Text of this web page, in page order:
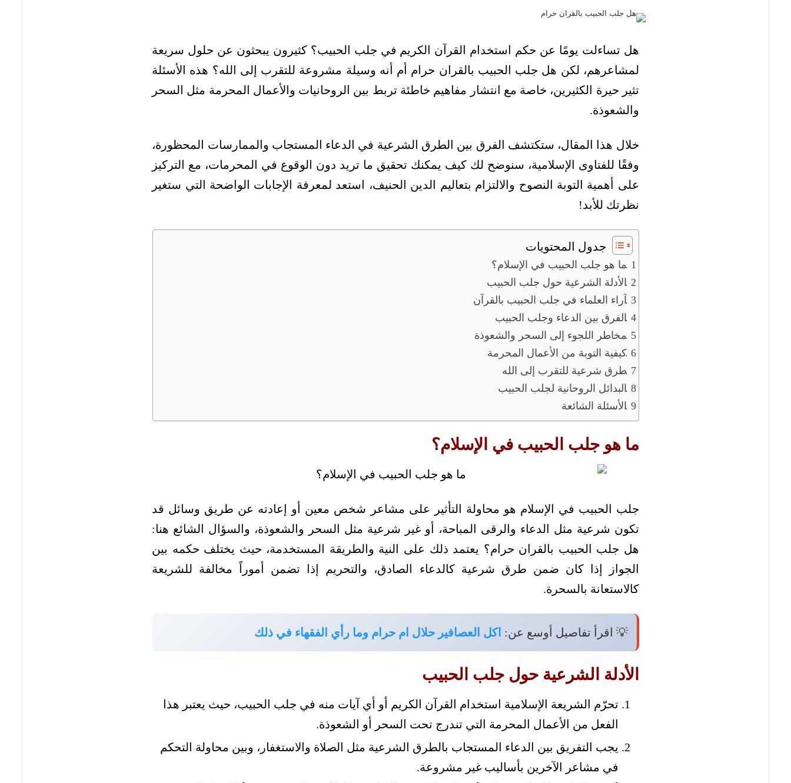
هل تساءلت يومًا عن حكم استخدام القرآن الكريم في جلب الحبيب؟ كثيرون يبحثون عن حلول سريعة
لمشاعرهم، لكن هل جلب الحبيب بالقران حرام أم أنه وسيلة مشروعة للتقرب إلى الله؟ هذه الأسئلة
تثير حيرة الكثيرين، خاصة مع انتشار مفاهيم خاطئة تربط بين الروحانيات والأعمال المحرمة مثل السحر
والشعوذة.
خلال هذا المقال، ستكتشف الفرق بين الطرق الشرعية في الدعاء المستجاب والممارسات المحظورة،
وفقًا للفتاوى الإسلامية، سنوضح لك كيف يمكنك تحقيق ما تريد دون الوقوع في المحرمات، مع التركيز
على أهمية التوبة النصوح والالتزام بتعاليم الدين الحنيف، استعد لمعرفة الإجابات الواضحة التي ستغير
نظرتك للأبد!
جدول المحتويات
ما هو جلب الحبيب في الإسلام؟
الأدلة الشرعية حول جلب الحبيب
آراء العلماء في جلب الحبيب بالقرآن
الفرق بين الدعاء وجلب الحبيب
مخاطر اللجوء إلى السحر والشعوذة
كيفية التوبة من الأعمال المحرمة
طرق شرعية للتقرب إلى الله
البدائل الروحانية لجلب الحبيب
الأسئلة الشائعة
ما هو جلب الحبيب في الإسلام؟
جلب الحبيب في الإسلام هو محاولة التأثير على مشاعر شخص معين أو إعادته عن طريق وسائل قد
تكون شرعية مثل الدعاء والرقى المباحة، أو غير شرعية مثل السحر والشعوذة، والسؤال الشائع هنا:
هل جلب الحبيب بالقران حرام؟ يعتمد ذلك على النية والطريقة المستخدمة، حيث يختلف حكمه بين
الجواز إذا كان ضمن طرق شرعية كالدعاء الصادق، والتحريم إذا تضمن أموراً مخالفة للشريعة
كالاستعانة بالسحرة.
💡 اقرأ تفاصيل أوسع عن: اكل العصافير حلال ام حرام وما رأي الفقهاء في ذلك
الأدلة الشرعية حول جلب الحبيب
تحرّم الشريعة الإسلامية استخدام القرآن الكريم أو أي آيات منه في جلب الحبيب، حيث يعتبر هذا
الفعل من الأعمال المحرمة التي تندرج تحت السحر أو الشعوذة.
يجب التفريق بين الدعاء المستجاب بالطرق الشرعية مثل الصلاة والاستغفار، وبين محاولة التحكم
في مشاعر الآخرين بأساليب غير مشروعة.